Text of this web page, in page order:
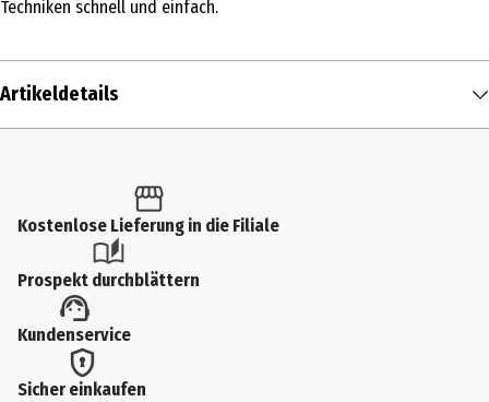
Techniken schnell und einfach.
Artikeldetails
Produkttyp
Strichstärke
0.7 mm
Lieferumfang
Kostenlose Lieferung in die Filiale
Prospekt durchblättern
Kundenservice
Sicher einkaufen